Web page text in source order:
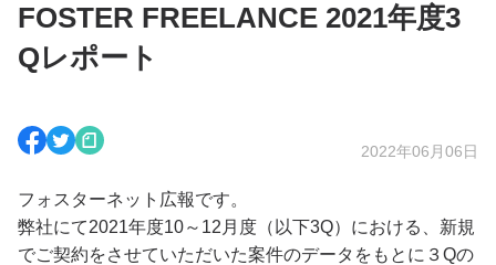
FOSTER FREELANCE 2021年度3
Qレポート
2022年06月06日
フォスターネット広報です。
弊社にて2021年度10～12月度（以下3Q）における、新規
でご契約をさせていただいた案件のデータをもとに３Qの